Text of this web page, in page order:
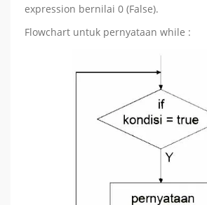
expression bernilai 0 (False).
Flowchart untuk pernyataan while :